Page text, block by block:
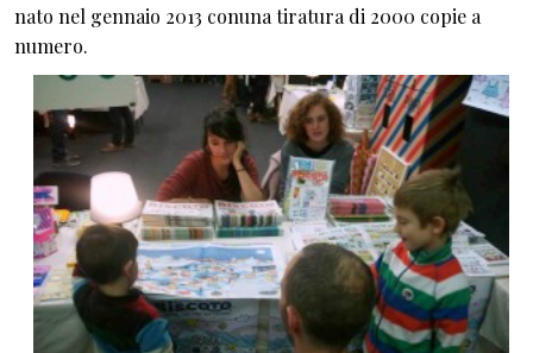
nato nel gennaio 2013 conuna tiratura di 2000 copie a
numero.